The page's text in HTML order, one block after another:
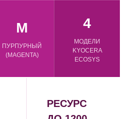
M
ПУРПУРНЫЙ
(MAGENTA)
4
МОДЕЛИ
KYOCERA
ECOSYS
РЕСУРС